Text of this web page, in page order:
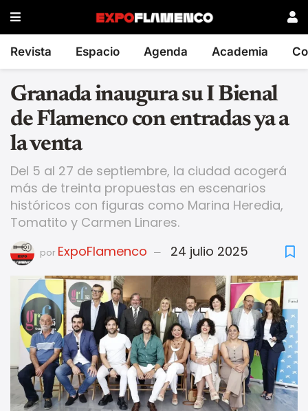
Revista Espacio Agenda Academia
Granada inaugura su I Bienal
de Flamenco con entradas ya a
la venta
Del 5 al 27 de septiembre, la ciudad acogerá
más de treinta propuestas en escenarios
históricos con figuras como Marina Heredia,
Tomatito y Carmen Linares.
por ExpoFlamenco 24 julio 2025